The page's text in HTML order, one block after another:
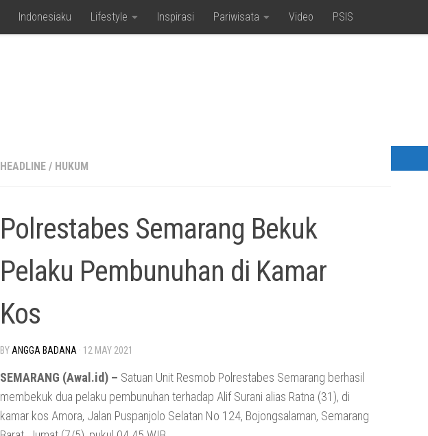
Indonesiaku Lifestyle Inspirasi Pariwisata Video PSIS
HEADLINE / HUKUM
Polrestabes Semarang Bekuk
Pelaku Pembunuhan di Kamar
Kos
BY ANGGA BADANA · 12 MAY 2021
SEMARANG (Awal.id) – Satuan Unit Resmob Polrestabes Semarang berhasil
membekuk dua pelaku pembunuhan terhadap Alif Surani alias Ratna (31), di
kamar kos Amora, Jalan Puspanjolo Selatan No 124, Bojongsalaman, Semarang